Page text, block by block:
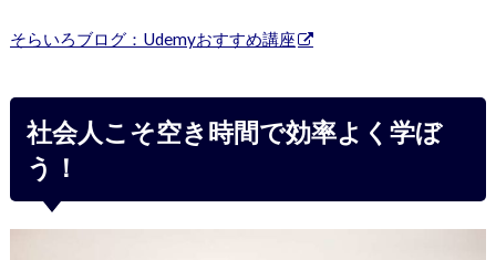
そらいろブログ：Udemyおすすめ講座
社会人こそ空き時間で効率よく学ぼ
う！